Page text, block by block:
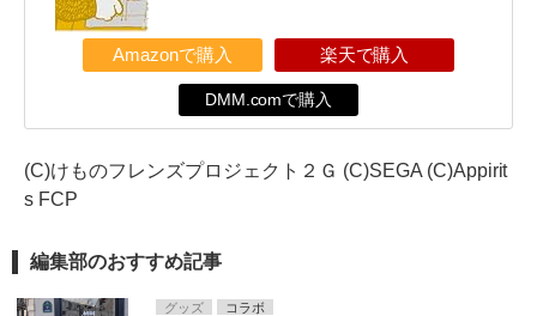
Amazonで購入 楽天で購入
DMM.comで購入
(C)けものフレンズプロジェクト２Ｇ (C)SEGA (C)Appirit
s FCP
編集部のおすすめ記事
グッズ コラボ